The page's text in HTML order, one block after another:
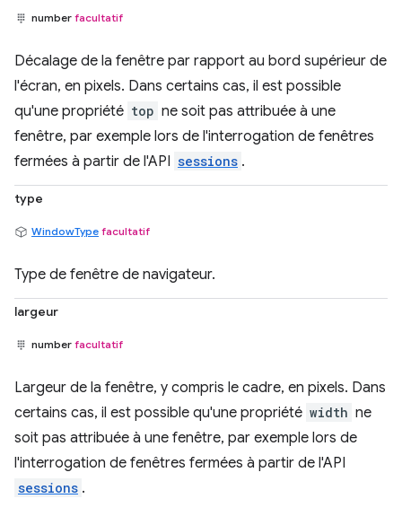
number facultatif
Décalage de la fenêtre par rapport au bord supérieur de
l'écran, en pixels. Dans certains cas, il est possible
qu'une propriété top ne soit pas attribuée à une
fenêtre, par exemple lors de l'interrogation de fenêtres
fermées à partir de l'API sessions .
type
WindowType facultatif
Type de fenêtre de navigateur.
largeur
number facultatif
Largeur de la fenêtre, y compris le cadre, en pixels. Dans
certains cas, il est possible qu'une propriété width ne
soit pas attribuée à une fenêtre, par exemple lors de
l'interrogation de fenêtres fermées à partir de l'API
sessions .